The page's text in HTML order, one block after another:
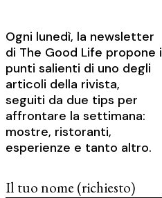
Ogni lunedì, la newsletter
di The Good Life propone i
punti salienti di uno degli
articoli della rivista,
seguiti da due tips per
affrontare la settimana:
mostre, ristoranti,
esperienze e tanto altro.
Il tuo nome (richiesto)